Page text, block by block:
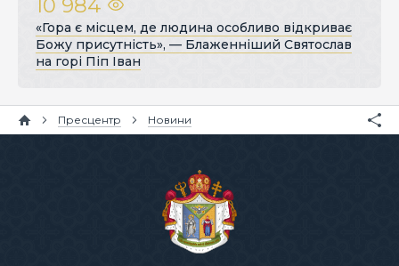
10 984
«Гора є місцем, де людина особливо відкриває
Божу присутність», — Блаженніший Святослав
на горі Піп Іван
Пресцентр Новини